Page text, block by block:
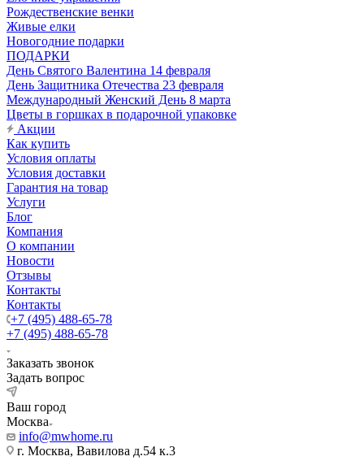
Рождественские венки
Живые елки
Новогодние подарки
ПОДАРКИ
День Святого Валентина 14 февраля
День Защитника Отечества 23 февраля
Международный Женский День 8 марта
Цветы в горшках в подарочной упаковке
Акции
Как купить
Условия оплаты
Условия доставки
Гарантия на товар
Услуги
Блог
Компания
О компании
Новости
Отзывы
Контакты
Контакты
+7 (495) 488-65-78
+7 (495) 488-65-78
Заказать звонок
Задать вопрос
Ваш город
Москва
info@mwhome.ru
г. Москва, Вавилова д.54 к.3